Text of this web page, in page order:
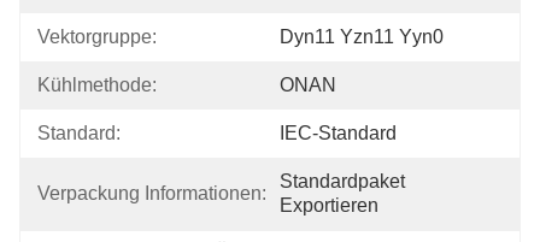
Vektorgruppe: Dyn11 Yzn11 Yyn0
Kühlmethode: ONAN
Standard: IEC-Standard
Verpackung Informationen:
Standardpaket
Exportieren